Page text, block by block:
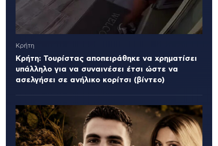
Κρήτη
Κρήτη: Τουρίστας αποπειράθηκε να χρηματίσει
υπάλληλο για να συναινέσει έτσι ώστε να
ασελγήσει σε ανήλικο κορίτσι (βίντεο)